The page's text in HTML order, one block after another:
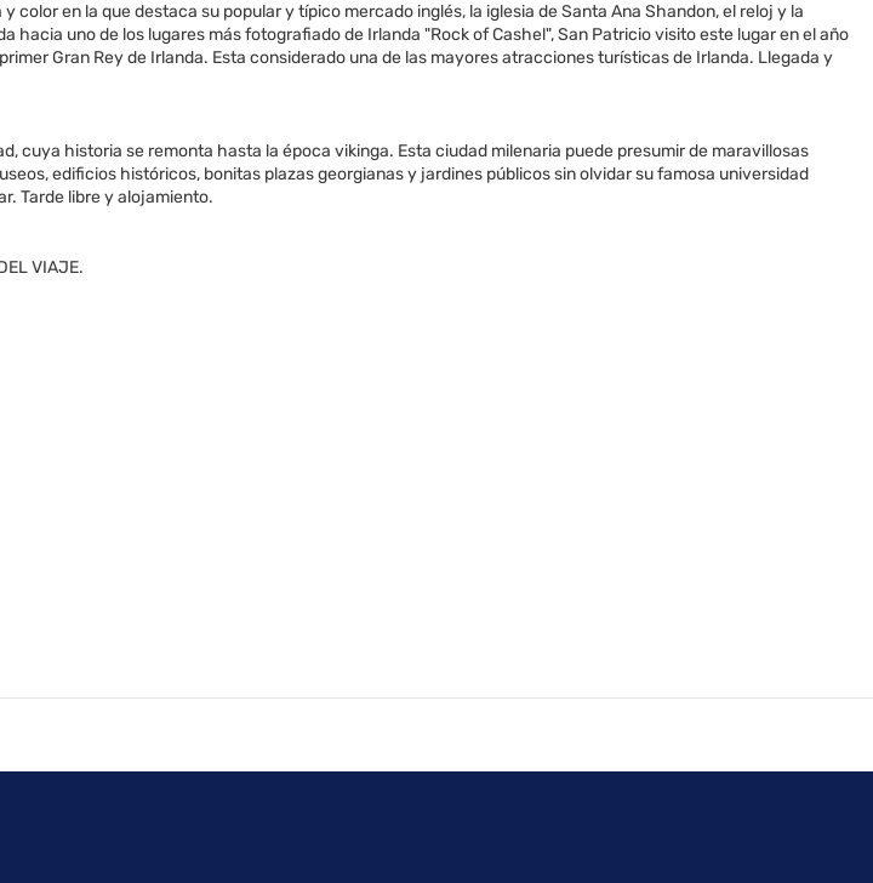
color en la que destaca su popular y típico mercado inglés, la iglesia de Santa Ana Shandon, el reloj y la
hacia uno de los lugares más fotografiado de Irlanda "Rock of Cashel", San Patricio visito este lugar en el año
Gran Rey de Irlanda. Esta considerado una de las mayores atracciones turísticas de Irlanda. Llegada y
cuya historia se remonta hasta la época vikinga. Esta ciudad milenaria puede presumir de maravillosas
edificios históricos, bonitas plazas georgianas y jardines públicos sin olvidar su famosa universidad
Tarde libre y alojamiento.
VIAJE.